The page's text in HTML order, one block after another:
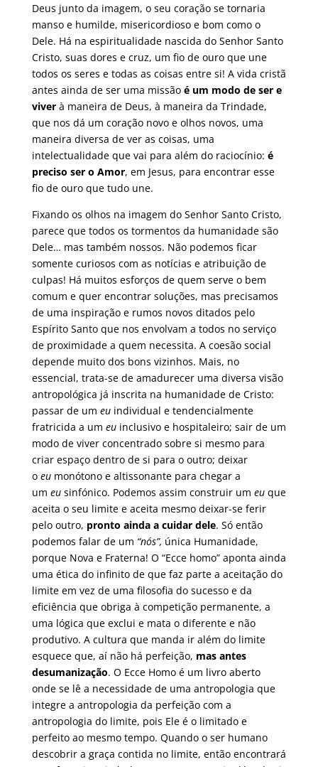
Deus junto da imagem, o seu coração se tornaria
manso e humilde, misericordioso e bom como o
Dele. Há na espiritualidade nascida do Senhor Santo
Cristo, suas dores e cruz, um fio de ouro que une
todos os seres e todas as coisas entre si! A vida cristã
antes ainda de ser uma missão é um modo de ser e
viver à maneira de Deus, à maneira da Trindade,
que nos dá um coração novo e olhos novos, uma
maneira diversa de ver as coisas, uma
intelectualidade que vai para além do raciocínio: é
preciso ser o Amor, em Jesus, para encontrar esse
fio de ouro que tudo une.
Fixando os olhos na imagem do Senhor Santo Cristo,
parece que todos os tormentos da humanidade são
Dele… mas também nossos. Não podemos ficar
somente curiosos com as notícias e atribuição de
culpas! Há muitos esforços de quem serve o bem
comum e quer encontrar soluções, mas precisamos
de uma inspiração e rumos novos ditados pelo
Espírito Santo que nos envolvam a todos no serviço
de proximidade a quem necessita. A coesão social
depende muito dos bons vizinhos. Mais, no
essencial, trata-se de amadurecer uma diversa visão
antropológica já inscrita na humanidade de Cristo:
passar de um euindividual e tendencialmente
fratricida a um euinclusivo e hospitaleiro; sair de um
modo de viver concentrado sobre si mesmo para
criar espaço dentro de si para o outro; deixar
o eumonótono e altissonante para chegar a
um eusinfónico. Podemos assim construir um euque
aceita o seu limite e aceita mesmo deixar-se ferir
pelo outro, pronto ainda a cuidar dele. Só então
podemos falar de um “nós”, única Humanidade,
porque Nova e Fraterna! O “Ecce homo” aponta ainda
uma ética do infinito de que faz parte a aceitação do
limite em vez de uma filosofia do sucesso e da
eficiência que obriga à competição permanente, a
uma lógica que exclui e mata o diferente e não
produtivo. A cultura que manda ir além do limite
esquece que, aí não há perfeição, mas antes
desumanização. O Ecce Homo é um livro aberto
onde se lê a necessidade de uma antropologia que
integre a antropologia da perfeição com a
antropologia do limite, pois Ele é o limitado e
perfeito ao mesmo tempo. Quando o ser humano
descobrir a graça contida no limite, então encontrará